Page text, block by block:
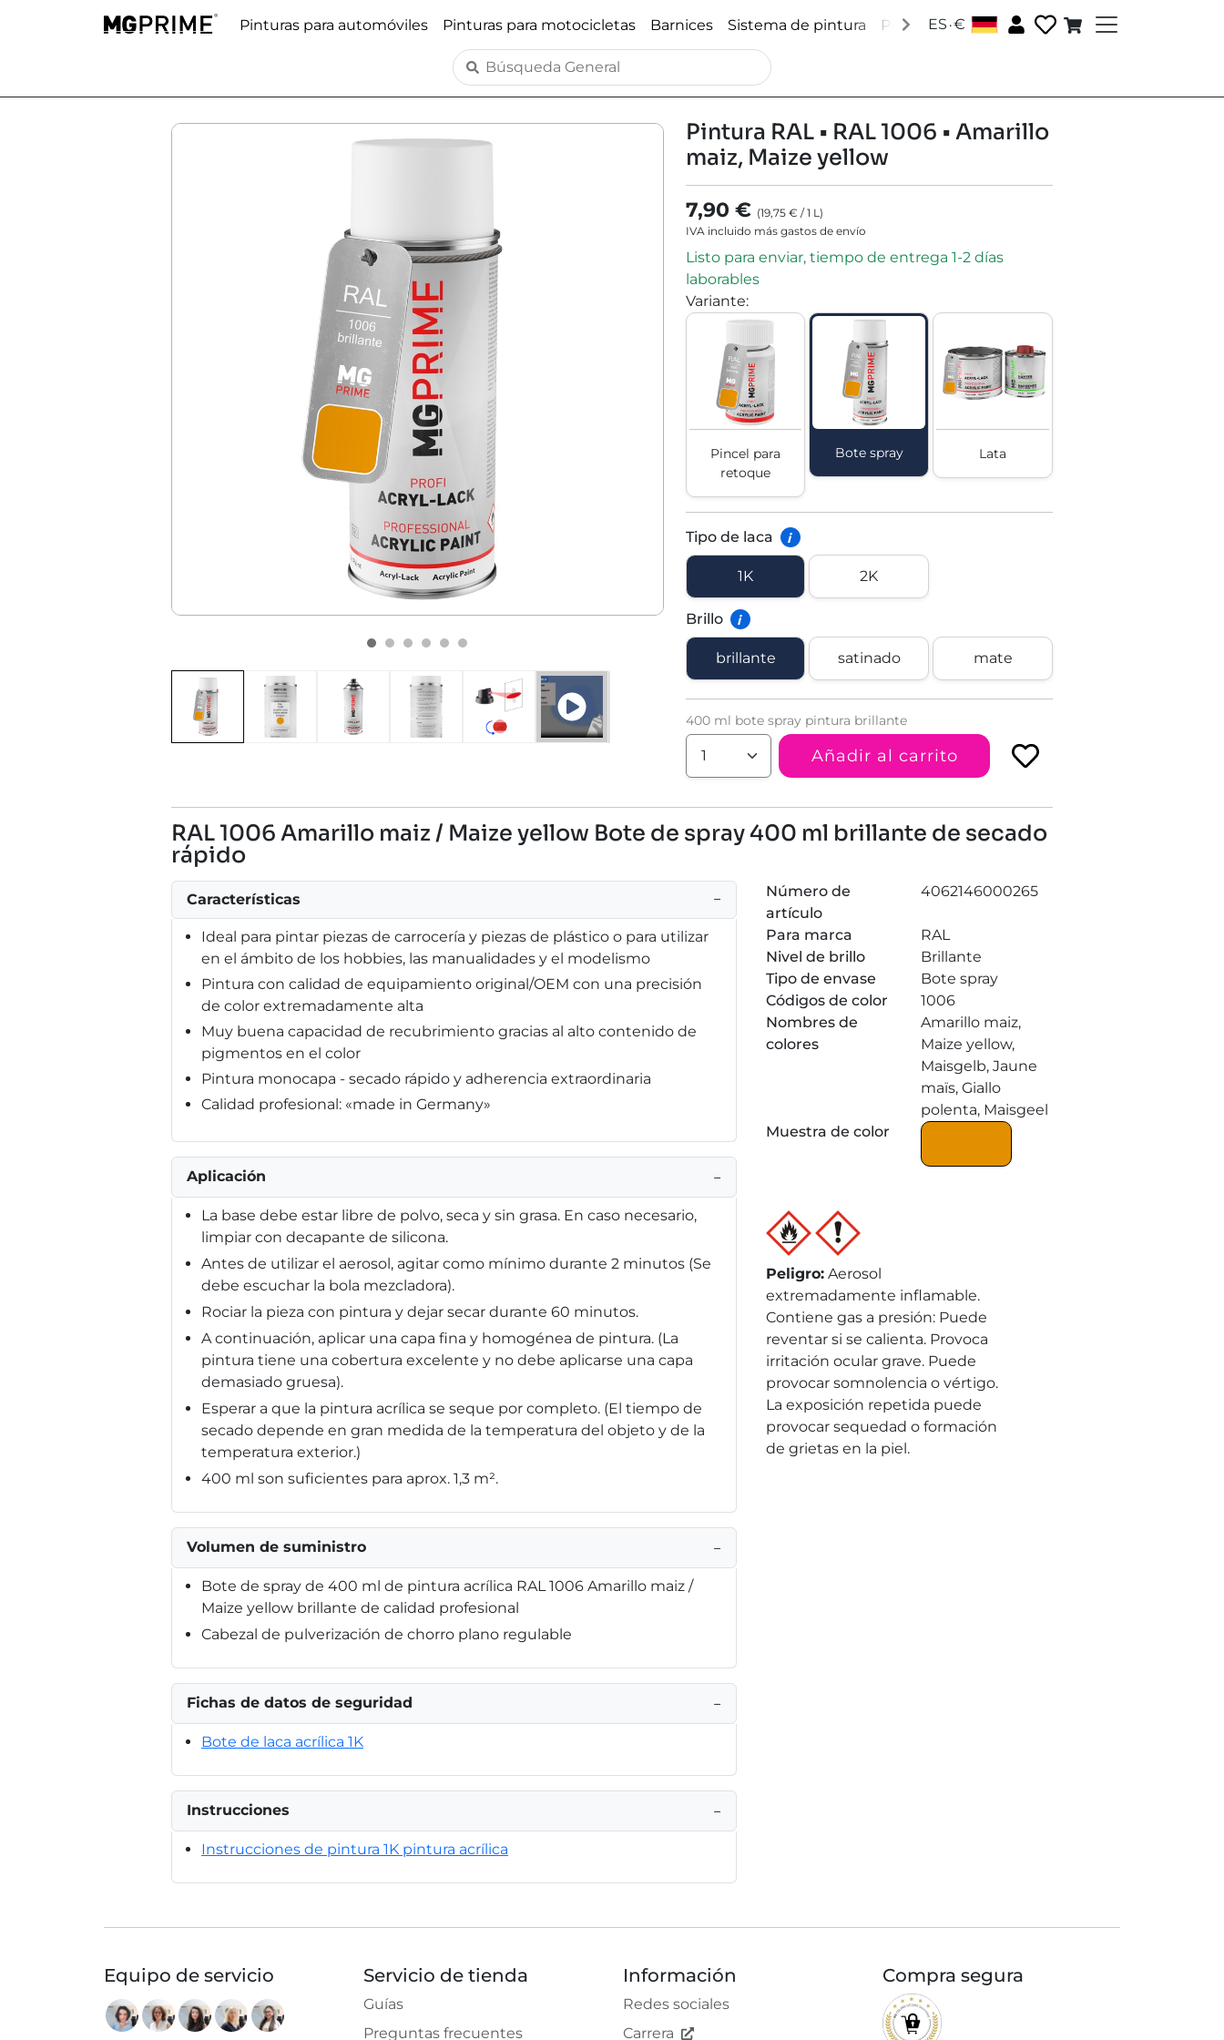
Pinturas para automóviles Pinturas para motocicletas Barnices Sistema de pintura Pinturas Pantone Pinturas RAL
ES .€
Pintura RAL • RAL 1006 • Amarillo
maiz, Maize yellow
7,90 € (19,75 € /1 L)
IVA incluido más gastos de envío
Listo para enviar, tiempo de entrega 1-2 días
laborables
Variante:
Pincel para
retoque
Bote spray Lata
Tipo de laca i
1K 2K
Brillo i
brillante satinado mate
400 ml bote spray pintura brillante
Añadir al carrito
RAL 1006 Amarillo maiz / Maize yellow Bote de spray 400 ml brillante de secado
rápido
Características −
Ideal para pintar piezas de carrocería y piezas de plástico o para utilizar
en el ámbito de los hobbies, las manualidades y el modelismo
Pintura con calidad de equipamiento original/OEM con una precisión
de color extremadamente alta
Muy buena capacidad de recubrimiento gracias al alto contenido de
pigmentos en el color
Pintura monocapa - secado rápido y adherencia extraordinaria
Calidad profesional: «made in Germany»
Aplicación −
La base debe estar libre de polvo, seca y sin grasa. En caso necesario,
limpiar con decapante de silicona.
Antes de utilizar el aerosol, agitar como mínimo durante 2 minutos (Se
debe escuchar la bola mezcladora).
Rociar la pieza con pintura y dejar secar durante 60 minutos.
A continuación, aplicar una capa fina y homogénea de pintura. (La
pintura tiene una cobertura excelente y no debe aplicarse una capa
demasiado gruesa).
Esperar a que la pintura acrílica se seque por completo. (El tiempo de
secado depende en gran medida de la temperatura del objeto y de la
temperatura exterior.)
400 ml son suficientes para aprox. 1,3 m².
Volumen de suministro −
Bote de spray de 400 ml de pintura acrílica RAL 1006 Amarillo maiz /
Maize yellow brillante de calidad profesional
Cabezal de pulverización de chorro plano regulable
Fichas de datos de seguridad −
Bote de laca acrílica 1K
Instrucciones −
Instrucciones de pintura 1K pintura acrílica
Número de
artículo
4062146000265
Para marca
RAL
Nivel de brillo
Brillante
Tipo de envase
Bote spray
Códigos de color
1006
Nombres de
colores
Amarillo maiz,
Maize yellow,
Maisgelb, Jaune
maïs, Giallo
polenta, Maisgeel
Muestra de color
Peligro: Aerosol
extremadamente inflamable.
Contiene gas a presión: Puede
reventar si se calienta. Provoca
irritación ocular grave. Puede
provocar somnolencia o vértigo.
La exposición repetida puede
provocar sequedad o formación
de grietas en la piel.
Equipo de servicio Servicio de tienda
Guías
Preguntas frecuentes
Información
Redes sociales
Carrera
Compra segura